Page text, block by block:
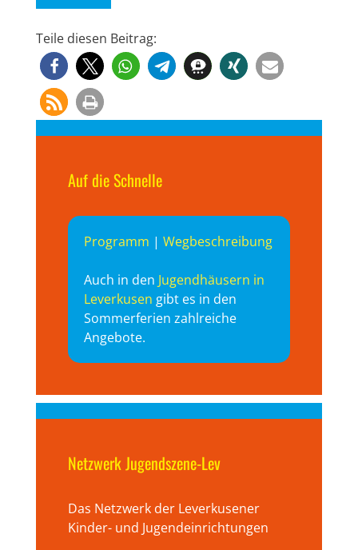
Teile diesen Beitrag:
Auf die Schnelle
Programm | Wegbeschreibung
Auch in den Jugendhäusern in
Leverkusen gibt es in den
Sommerferien zahlreiche
Angebote.
Netzwerk Jugendszene-Lev
Das Netzwerk der Leverkusener
Kinder- und Jugendeinrichtungen